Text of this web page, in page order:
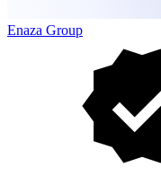
Enaza Group